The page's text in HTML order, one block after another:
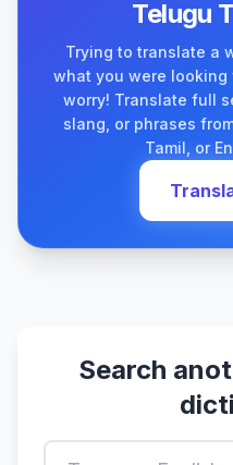
Telugu
Trying to translate a
what you were
worry! Translate full
slang, or phrases
Tamil, or
Search